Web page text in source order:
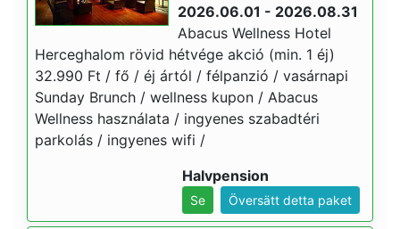
2026.06.01 - 2026.08.31
Abacus Wellness Hotel
Herceghalom rövid hétvége akció (min. 1 éj)
32.990 Ft / fő / éj ártól / félpanzió / vasárnapi
Sunday Brunch / wellness kupon / Abacus
Wellness használata / ingyenes szabadtéri
parkolás / ingyenes wifi /
Halvpension
Se Översätt detta paket